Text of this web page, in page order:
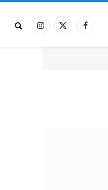
فيسبوكX
الانستغرام